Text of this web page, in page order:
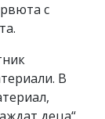
с
В
деца“.